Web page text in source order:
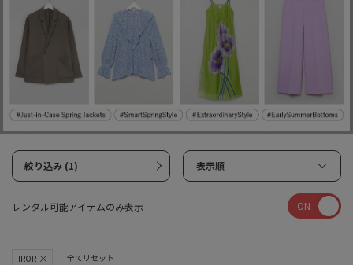
絞り込み (1) 表示順
レンタル可能アイテムのみ表示 ON
IROR 全てリセット